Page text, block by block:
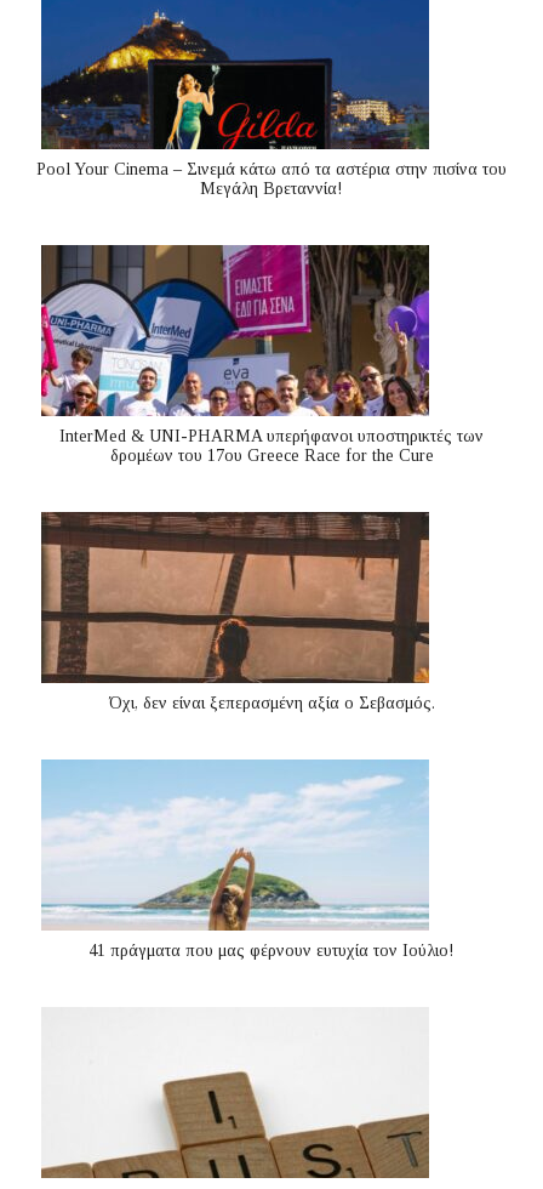
Pool Your Cinema – Σινεμά κάτω από τα αστέρια στην πισίνα του
Μεγάλη Βρεταννία!
InterMed & UNI-PHARMA υπερήφανοι υποστηρικτές των
δρομέων του 17ου Greece Race for the Cure
Όχι, δεν είναι ξεπερασμένη αξία ο Σεβασμός.
41 πράγματα που μας φέρνουν ευτυχία τον Ιούλιο!